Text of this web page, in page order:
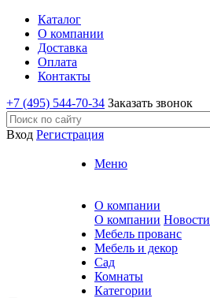
Каталог
О компании
Доставка
Оплата
Контакты
+7 (495) 544-70-34 Заказать звонок
Вход Регистрация
Меню
О компании
О компании Новости
Мебель прованс
Мебель и декор
Сад
Комнаты
Категории